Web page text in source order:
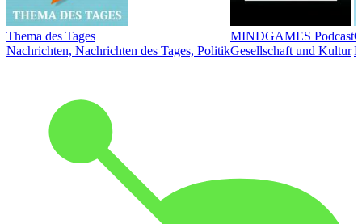
Thema des Tages
Nachrichten, Nachrichten des Tages, Politik
MINDGAMES Podcast
Gesellschaft und Kultur